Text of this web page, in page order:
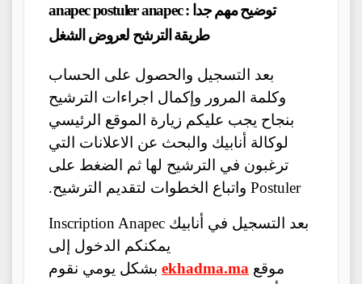
توضيح مهم جدا : anapec postuler anapec
طريقة الترشح لعروض الشغل
بعد التسجيل والحصول على الحساب
وكلمة المرور وإكمال اجراءات الترشيح
بنجاح يجب عليكم زيارة الموقع الرئيسي
لوكالة أنابيك والبحث عن الاعلانات التي
ترغبون في الترشيح لها ثم الضغط على
Postuler واتباع الخطوات لتقديم الترشيح.
بعد التسجيل في أنابيك Inscription Anapec
يمكنكم الدخول إلى
موقع ekhadma.ma بشكل يومي نقوم